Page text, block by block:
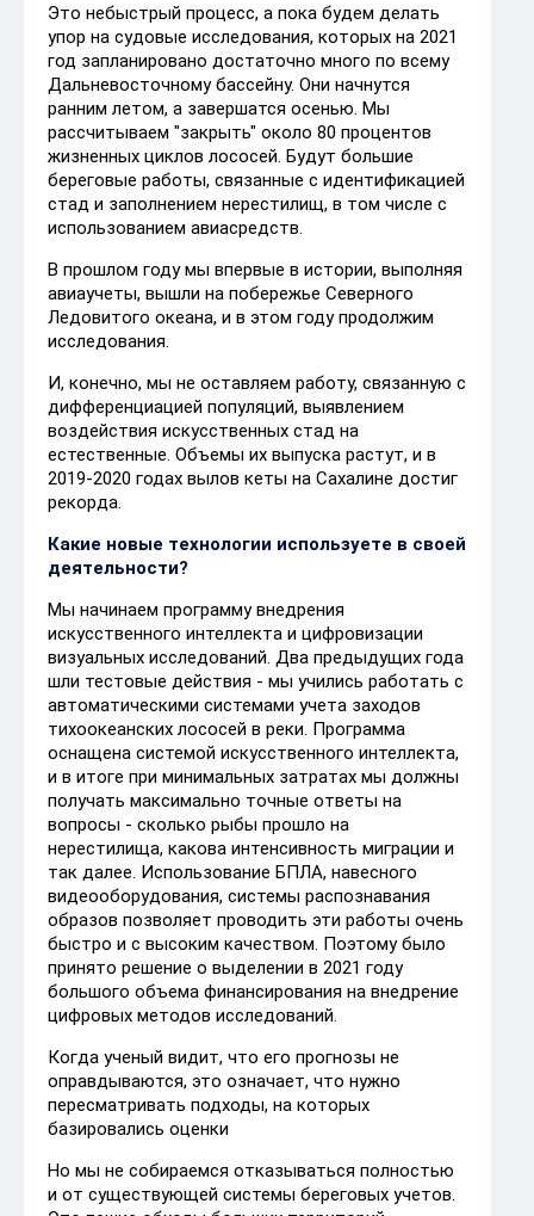
Это небыстрый процесс, а пока будем делать
упор на судовые исследования, которых на 2021
год запланировано достаточно много по всему
Дальневосточному бассейну. Они начнутся
ранним летом, а завершатся осенью. Мы
рассчитываем "закрыть" около 80 процентов
жизненных циклов лососей. Будут большие
береговые работы, связанные с идентификацией
стад и заполнением нерестилищ, в том числе с
использованием авиасредств.
В прошлом году мы впервые в истории, выполняя
авиаучеты, вышли на побережье Северного
Ледовитого океана, и в этом году продолжим
исследования.
И, конечно, мы не оставляем работу, связанную с
дифференциацией популяций, выявлением
воздействия искусственных стад на
естественные. Объемы их выпуска растут, и в
2019-2020 годах вылов кеты на Сахалине достиг
рекорда.
Какие новые технологии используете в своей
деятельности?
Мы начинаем программу внедрения
искусственного интеллекта и цифровизации
визуальных исследований. Два предыдущих года
шли тестовые действия - мы учились работать с
автоматическими системами учета заходов
тихоокеанских лососей в реки. Программа
оснащена системой искусственного интеллекта,
и в итоге при минимальных затратах мы должны
получать максимально точные ответы на
вопросы - сколько рыбы прошло на
нерестилища, какова интенсивность миграции и
так далее. Использование БПЛА, навесного
видеооборудования, системы распознавания
образов позволяет проводить эти работы очень
быстро и с высоким качеством. Поэтому было
принято решение о выделении в 2021 году
большого объема финансирования на внедрение
цифровых методов исследований.
Когда ученый видит, что его прогнозы не
оправдываются, это означает, что нужно
пересматривать подходы, на которых
базировались оценки
Но мы не собираемся отказываться полностью
и от существующей системы береговых учетов.